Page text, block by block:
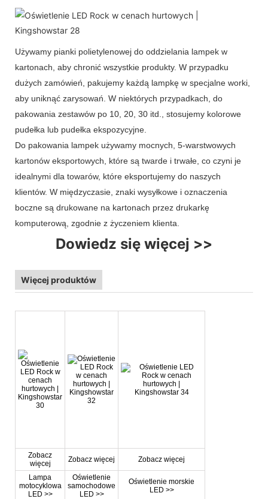
Używamy pianki polietylenowej do oddzielania lampek w
kartonach, aby chronić wszystkie produkty. W przypadku
dużych zamówień, pakujemy każdą lampkę w specjalne worki,
aby uniknąć zarysowań. W niektórych przypadkach, do
pakowania zestawów po 10, 20, 30 itd., stosujemy kolorowe
pudełka lub pudełka ekspozycyjne.
Do pakowania lampek używamy mocnych, 5-warstwowych
kartonów eksportowych, które są twarde i trwałe, co czyni je
idealnymi dla towarów, które eksportujemy do naszych
klientów. W międzyczasie, znaki wysyłkowe i oznaczenia
boczne są drukowane na kartonach przez drukarkę
komputerową, zgodnie z życzeniem klienta.
Dowiedz się więcej >>
Więcej produktów
Zobacz
więcej
Zobacz więcej Zobacz więcej
Lampa
motocyklowa
LED >>
Oświetlenie
samochodowe
LED >>
Oświetlenie morskie
LED >>